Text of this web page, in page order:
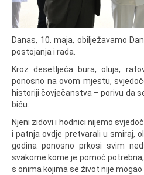
Danas, 10. maja, obilježavamo
postojanja i rada.
Kroz desetljeća bura, oluja,
ponosno na ovom mjestu,
historiji čovječanstva – porivu da
biću.
Njeni zidovi i hodnici nijemo
i patnja ovdje pretvarali u smiraj,
godina ponosno prkosi svim
svakome kome je pomoć
s onima kojima se život nije mogao